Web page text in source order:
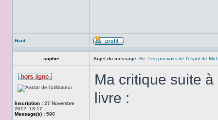
Haut
sophie Sujet du message: Re: Les pouvoirs de l’esprit de
Inscription : 27 Novembre
2012, 13:17
Message(s) : 598
Ma critique suite
livre :